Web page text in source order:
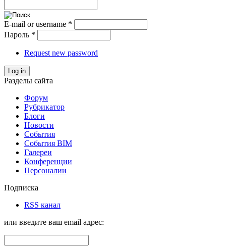
E-mail or username *
Пароль *
Request new password
Log in
Разделы сайта
Форум
Рубрикатор
Блоги
Новости
События
События BIM
Галереи
Конференции
Персоналии
Подписка
RSS канал
или введите ваш email адрес: